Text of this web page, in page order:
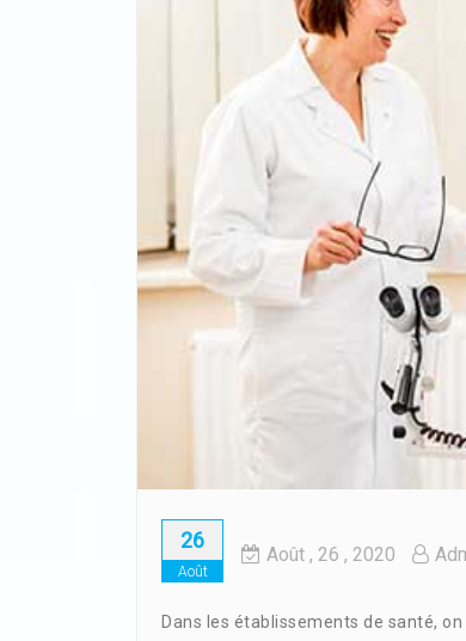
26
Août
Août , 26 , 2020
Dans les établissements de santé,